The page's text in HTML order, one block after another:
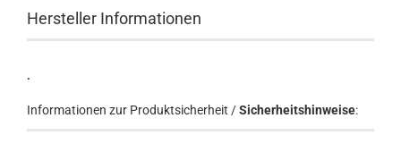
Hersteller Informationen
.
Informationen zur Produktsicherheit /Sicherheitshinweise: